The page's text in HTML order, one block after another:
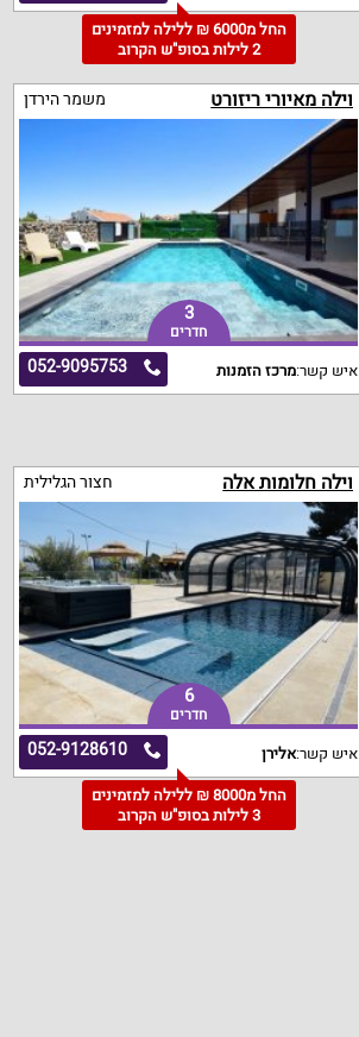
החל מ6000 ₪ ללילה למזמינים
2 לילות בסופ"ש הקרוב
וילה מאיורי ריזורט משמר הירדן
3
חדרים
052-9095753 איש קשר:מרכז הזמנות
וילה חלומות אלה חצור הגלילית
6
חדרים
052-9128610 איש קשר:אלירן
החל מ8000 ₪ ללילה למזמינים
3 לילות בסופ"ש הקרוב